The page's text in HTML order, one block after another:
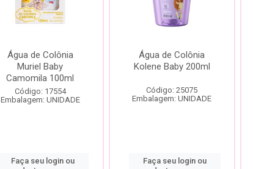
Água de Colônia
Muriel Baby
Camomila 100ml
Código: 17554
Embalagem: UNIDADE
Faça seu login ou
Água de Colônia
Kolene Baby 200ml
Código: 25075
Embalagem: UNIDADE
Faça seu login ou